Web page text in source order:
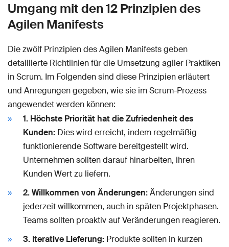
Umgang mit den 12 Prinzipien des
Agilen Manifests
Die zwölf Prinzipien des Agilen Manifests geben
detaillierte Richtlinien für die Umsetzung agiler Praktiken
in Scrum. Im Folgenden sind diese Prinzipien erläutert
und Anregungen gegeben, wie sie im Scrum-Prozess
angewendet werden können:
1. Höchste Priorität hat die Zufriedenheit des
Kunden: Dies wird erreicht, indem regelmäßig
funktionierende Software bereitgestellt wird.
Unternehmen sollten darauf hinarbeiten, ihren
Kunden Wert zu liefern.
2. Willkommen von Änderungen:Änderungen sind
jederzeit willkommen, auch in späten Projektphasen.
Teams sollten proaktiv auf Veränderungen reagieren.
3. Iterative Lieferung: Produkte sollten in kurzen